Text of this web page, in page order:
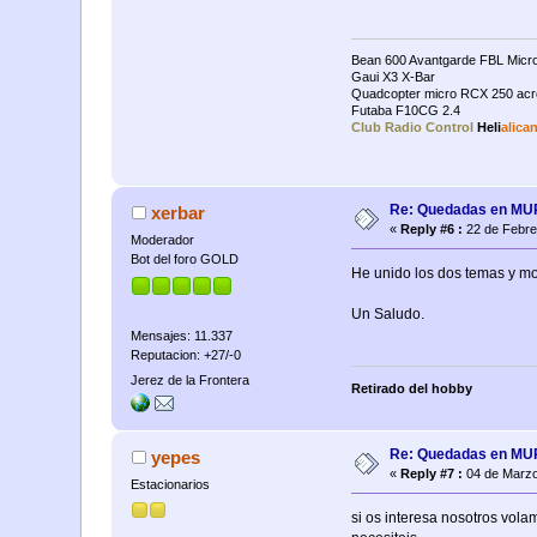
Bean 600 Avantgarde FBL
Gaui X3 X-Bar
Quadcopter micro RCX 250
Futaba F10CG 2.4
Club Radio Control
Heli
xerbar
Moderador
Bot del foro GOLD
Mensajes: 11.337
Reputacion: +27/-0
Jerez de la Frontera
Re: Quedadas en
« Reply #6 : 22 de
He unido los dos temas y
Un Saludo.
Retirado del hobby
yepes
Estacionarios
Re: Quedadas en
« Reply #7 : 04 de
si os interesa nosotros